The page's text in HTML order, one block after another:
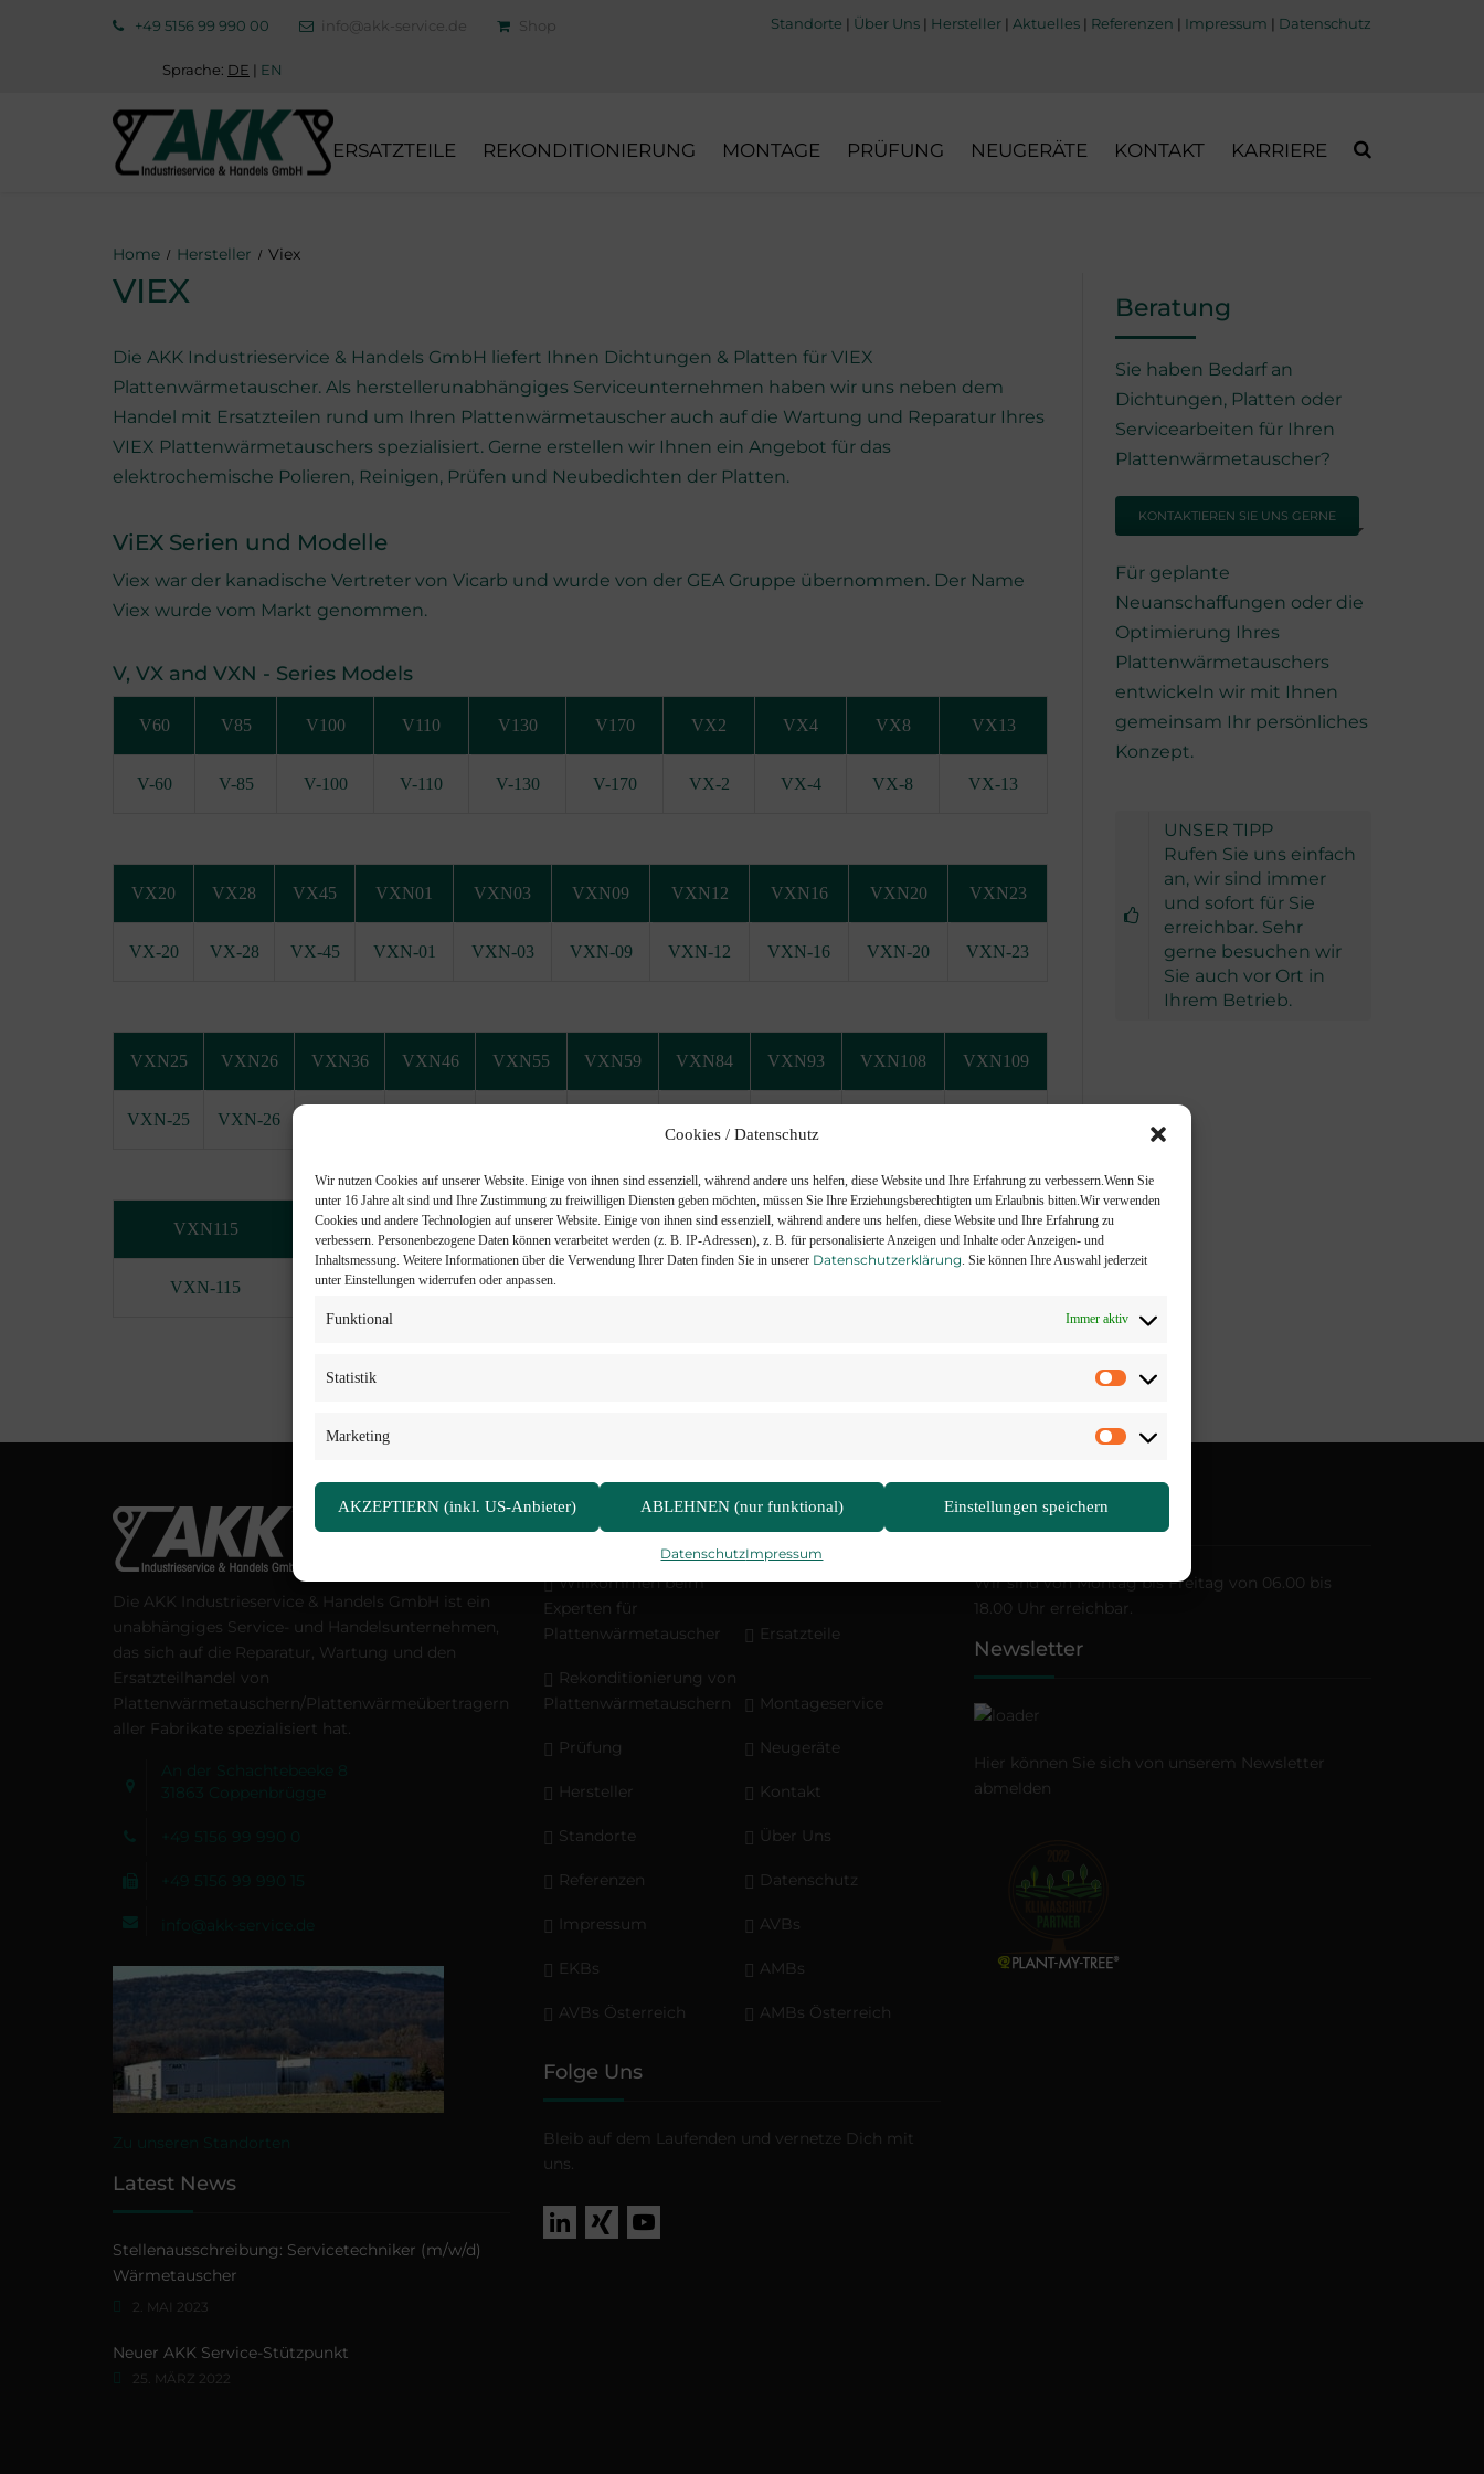
Cookies / Datenschutz
Wir nutzen Cookies auf unserer Website. Einige von ihnen sind essenziell, während andere uns helfen, diese Website und Ihre Erfahrung zu verbessern. Wenn Sie
unter 16 Jahre alt sind und Ihre Zustimmung zu freiwilligen Diensten geben möchten, müssen Sie Ihre Erziehungsberechtigten um Erlaubnis bitten. Wir verwenden
Cookies und andere Technologien auf unserer Website. Einige von ihnen sind essenziell, während andere uns helfen, diese Website und Ihre Erfahrung zu
verbessern. Personenbezogene Daten können verarbeitet werden (z. B. IP-Adressen), z. B. für personalisierte Anzeigen und Inhalte oder Anzeigen- und
Inhaltsmessung. Weitere Informationen über die Verwendung Ihrer Daten finden Sie in unserer Datenschutzerklärung Sie können Ihre Auswahl jederzeit
unter Einstellungen widerrufen oder anpassen.
Funktional Immer aktiv
Statistik
Marketing
AKZEPTIERN (inkl. US-Anbieter) ABLEHNEN (nur funktional) Einstellungen speichern
DatenschutzImpressum
+49 5156 99 990 00 info@akk-service.de Shop
Sprache: DE | EN
Standorte | Über Uns | Hersteller | Aktuelles | Referenzen | Impressum | Datenschutz
ERSATZTEILE
AUSTAUSCHPLATTENPAKETE
FILTEREINSÄTZE (INLINE-
REKONDITIONIERUNG
REGUMMIERUNG
ENDKONTROLLE UND
MONTAGE
CIP – CLEANING IN PLACE
PRÜFUNG NEUGERÄTE
PLATTENWÄRMETAUSCHER
PLATTENWÄRMETAUSCHER
VOLLVERSCHWEISSTE
PLATTENWÄRMETAUSCHER
BERATUNG
KONTAKT KARRIERE
Home Hersteller Viex
VIEX
Die AKK Industrieservice & Handels GmbH liefert Ihnen Dichtungen & Platten für VIEX
Plattenwärmetauscher. Als herstellerunabhängiges Serviceunternehmen haben wir uns neben dem
Handel mit Ersatzteilen rund um Ihren Plattenwärmetauscher auch auf die Wartung und Reparatur Ihres
VIEX Plattenwärmetauschers spezialisiert. Gerne erstellen wir Ihnen ein Angebot für das
elektrochemische Polieren, Reinigen, Prüfen und Neubedichten der Platten.
ViEX Serien und Modelle
Viex war der kanadische Vertreter von Vicarb und wurde von der GEA Gruppe übernommen. Der Name
Viex wurde vom Markt genommen.
V, VX and VXN - Series Models
V60 V85 V100 V110 V130 V170 VX2 VX4 VX8 VX13
V-60 V-85 V-100 V-110 V-130 V-170 VX-2 VX-4 VX-8 VX-13
VX20 VX28 VX45 VXN01 VXN03 VXN09 VXN12 VXN16 VXN20 VXN23
VX-20 VX-28 VX-45 VXN-01 VXN-03 VXN-09 VXN-12 VXN-16 VXN-20 VXN-23
VXN25 VXN26 VXN36 VXN46 VXN55 VXN59 VXN84 VXN93 VXN108 VXN109
VXN-25 VXN-26
VXN115 VXN140 VXN145 VXN175 VXN185
VXN-115 VXN-140 VXN-145
Beratung
Sie haben Bedarf an
Dichtungen, Platten oder
Servicearbeiten für Ihren
Plattenwärmetauscher?
KONTAKTIEREN SIE UNS GERNE
Für geplante
Neuanschaffungen oder die
Optimierung Ihres
Plattenwärmetauschers
entwickeln wir mit Ihnen
gemeinsam Ihr persönliches
Konzept.
UNSER TIPP
Rufen Sie uns einfach
an, wir sind immer
und sofort für Sie
erreichbar. Sehr
gerne besuchen wir
Sie auch vor Ort in
Ihrem Betrieb.
Die AKK Industrieservice & Handels GmbH ist ein
unabhängiges Service- und Handelsunternehmen,
das sich auf die Reparatur, Wartung und den
Ersatzteilhandel von
Plattenwärmetauschern/Plattenwärmeübertragern
aller Fabrikate spezialisiert hat.
Latest News
Stellenausschreibung: Servicetechniker (m/w/d)
Wärmetauscher
2. MAI 2023
Neuer AKK Service-Stützpunkt
25. MÄRZ 2022
Navigation
Willkommen beim
Experten für
Plattenwärmetauscher
Ersatzteile
Rekonditionierung von
Plattenwärmetauschern
Montageservice
Prüfung Neugeräte
Hersteller Kontakt
Standorte Über Uns
Referenzen Datenschutz
Impressum AVBs
EKBs AMBs
AVBs Österreich AMBs Österreich
Folge Uns
Bleib auf dem Laufenden und vernetze Dich mit
uns.
Öffnungszeiten
Wir sind von Montag bis Freitag von 06.00 bis
18.00 Uhr erreichbar.
Newsletter
Hier können Sie sich von unserem Newsletter
abmelden